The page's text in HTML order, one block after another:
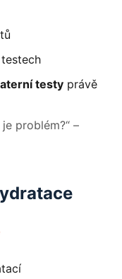
testy právě
problém?“ –